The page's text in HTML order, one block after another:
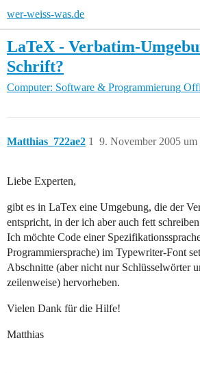
wer-weiss-was.de
LaTeX - Verbatim-
Schrift?
Computer: Software & Programmierung
Matthias_722ae2 9. November 2005 um
1
Liebe Experten,
gibt es in LaTex eine Umgebung, die der
entspricht, in der ich aber auch fett
Ich möchte Code einer
Programmiersprache) im Typewriter-Font
Abschnitte (aber nicht nur Schlüsselwörter
zeilenweise) hervorheben.
Vielen Dank für die Hilfe!
Matthias